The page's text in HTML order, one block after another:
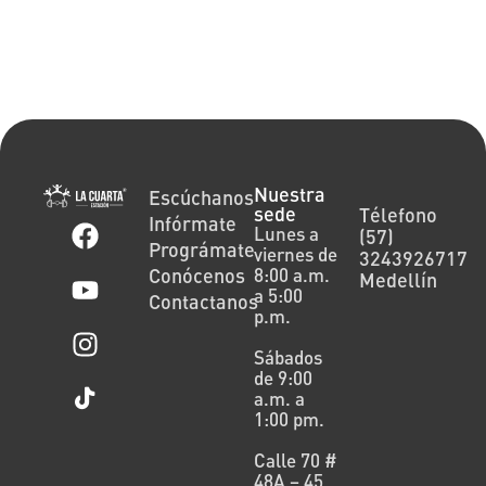
Escúchanos
Infórmate
Prográmate
Conócenos
Contactanos
Nuestra
sede
Lunes a
viernes de
8:00 a.m.
a 5:00
p.m.
Sábados
de 9:00
a.m. a
1:00 pm.
Calle 70 #
48A – 45
Télefono
(57)
3243926717
Medellín